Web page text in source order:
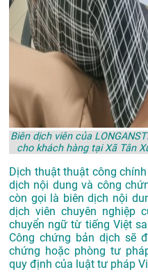
Biên dịch viên của
cho khách hàng tại Xã Tân
Dịch thuật thuật công
dịch nội dung và công
còn gọi là biên dịch nội
dịch viên chuyên nghiệp
chuyển ngữ từ tiếng Việt
Công chứng bản dịch sẽ
chứng hoặc phòng tư
quy định của luật tư pháp